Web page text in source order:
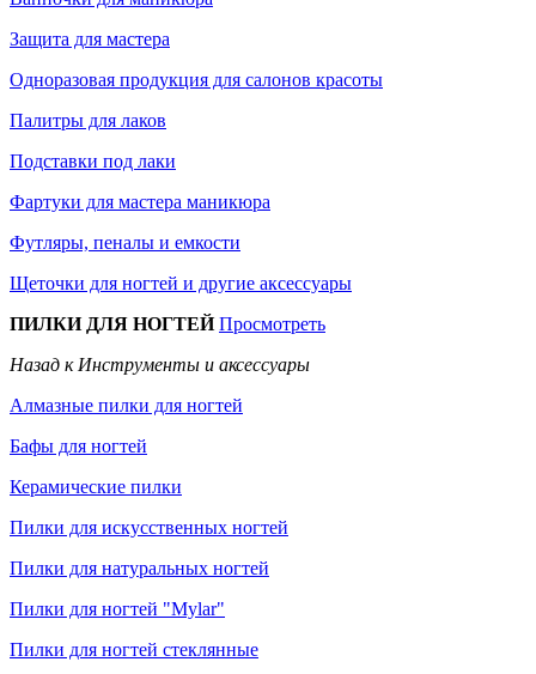
Защита для мастера
Одноразовая продукция для салонов красоты
Палитры для лаков
Подставки под лаки
Фартуки для мастера маникюра
Футляры, пеналы и емкости
Щеточки для ногтей и другие аксессуары
ПИЛКИ ДЛЯ НОГТЕЙПросмотреть
Назад к Инструменты и аксессуары
Алмазные пилки для ногтей
Бафы для ногтей
Керамические пилки
Пилки для искусственных ногтей
Пилки для натуральных ногтей
Пилки для ногтей "Mylar"
Пилки для ногтей стеклянные